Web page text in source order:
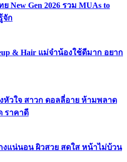
New Gen 2026 รวม MUAs to
จัก
& Hair แม่จ๋าน้องใช้ดีมาก อยาก
หัวใจ สาวก ดอลลี่อาย ห้ามพลาด
ราคาดี
งแน่นอน ผิวสวย สดใส หน้าไม่บ้วน